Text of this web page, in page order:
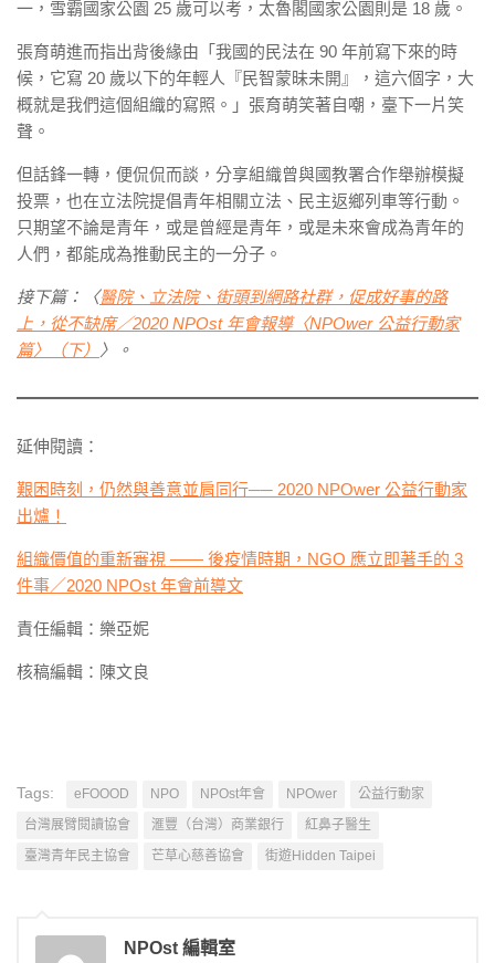
一，雪霸國家公園 25 歲可以考，太魯閣國家公園則是 18 歲。
張育萌進而指出背後緣由「我國的民法在 90 年前寫下來的時
候，它寫 20 歲以下的年輕人『民智蒙昧未開』，這六個字，大
概就是我們這個組織的寫照。」張育萌笑著自嘲，臺下一片笑
聲。
但話鋒一轉，便侃侃而談，分享組織曾與國教署合作舉辦模擬
投票，也在立法院提倡青年相關立法、民主返鄉列車等行動。
只期望不論是青年，或是曾經是青年，或是未來會成為青年的
人們，都能成為推動民主的一分子。
接下篇：〈醫院、立法院、街頭到網路社群，促成好事的路
上，從不缺席／2020 NPOst 年會報導〈NPOwer 公益行動家
篇〉（下） 〉。
延伸閱讀：
艱困時刻，仍然與善意並肩同行── 2020 NPOwer 公益行動家
出爐！
組織價值的重新審視 —— 後疫情時期，NGO 應立即著手的 3
件事／2020 NPOst 年會前導文
責任編輯：樂亞妮
核稿編輯：陳文良
Tags: eFOOOD NPO NPOst年會 NPOwer
公益行動家
台灣展臂閱讀協會
滙豐（台灣）商業銀行
紅鼻子醫生
臺灣青年民主協會
芒草心慈善協會 街遊Hidden Taipei
NPOst 編輯室